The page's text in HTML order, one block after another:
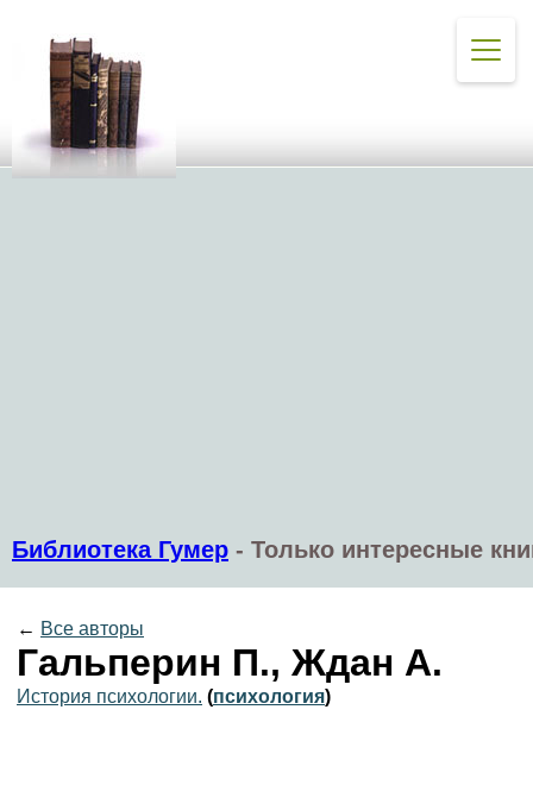
Библиотека Гумер - Только интересные
← Все авторы
Гальперин П., Ждан А.
История психологии. (психология)